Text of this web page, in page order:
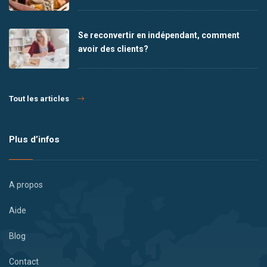
Se reconvertir en indépendant, comment
avoir des clients?
Tout les articles
Plus d’infos
A propos
Aide
Blog
Contact